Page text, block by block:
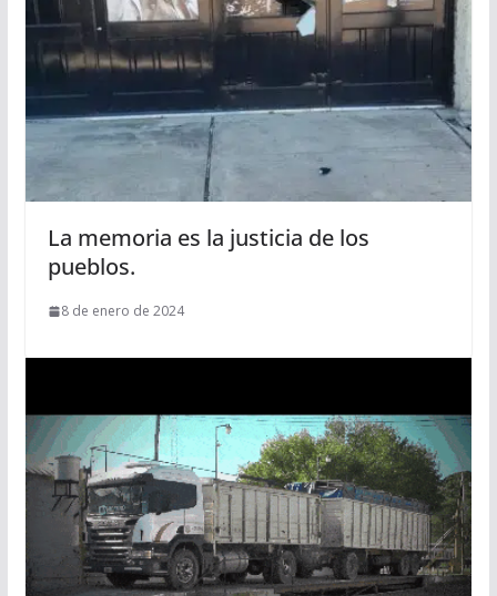
La memoria es la justicia de los
pueblos.
8 de enero de 2024